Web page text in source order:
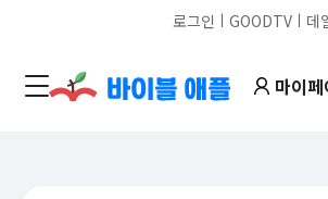
로그인 ㅣ GOODTVㅣ 데
마이페